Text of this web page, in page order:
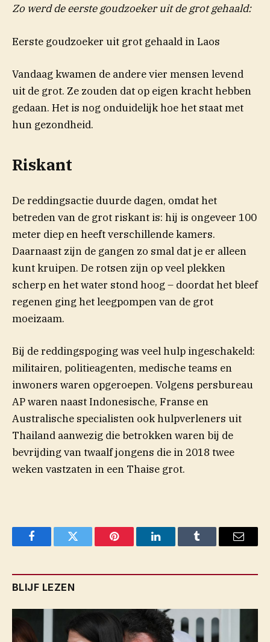
Zo werd de eerste goudzoeker uit de grot gehaald:
Eerste goudzoeker uit grot gehaald in Laos
Vandaag kwamen de andere vier mensen levend
uit de grot. Ze zouden dat op eigen kracht hebben
gedaan. Het is nog onduidelijk hoe het staat met
hun gezondheid.
Riskant
De reddingsactie duurde dagen, omdat het
betreden van de grot riskant is: hij is ongeveer 100
meter diep en heeft verschillende kamers.
Daarnaast zijn de gangen zo smal dat je er alleen
kunt kruipen. De rotsen zijn op veel plekken
scherp en het water stond hoog – doordat het bleef
regenen ging het leegpompen van de grot
moeizaam.
Bij de reddingspoging was veel hulp ingeschakeld:
militairen, politieagenten, medische teams en
inwoners waren opgeroepen. Volgens persbureau
AP waren naast Indonesische, Franse en
Australische specialisten ook hulpverleners uit
Thailand aanwezig die betrokken waren bij de
bevrijding van twaalf jongens die in 2018 twee
weken vastzaten in een Thaise grot.
FacebookTwitter Pinterest LinkedInTumblr Email
BLIJF LEZEN